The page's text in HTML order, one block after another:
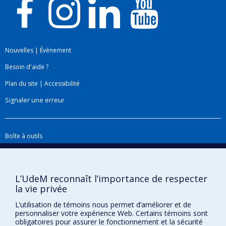
Évaluation de la toxicité du béryllium
Impact des nanoparticules : métrologie et moyens
Changements climatiques, emplois verts et santé
2010 -
Nouvelles | Événement
Besoin d'aide ?
Plan du site | Accessibilité
Signaler une erreur
Boîte à outils
L’UdeM reconnaît l’importance de respecter
la vie privée
L’utilisation de témoins nous permet d’améliorer et de
personnaliser votre expérience Web. Certains témoins sont
obligatoires pour assurer le fonctionnement et la sécurité